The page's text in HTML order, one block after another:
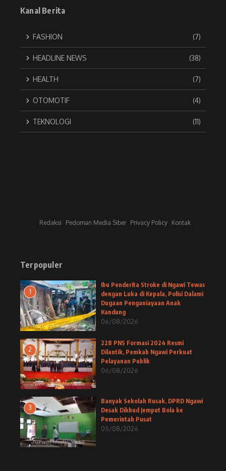
Kanal Berita
FASHION (7)
HEADLINE NEWS (38)
HEALTH (7)
OTOMOTIF (4)
TEKNOLOGI (11)
Redaksi Pedoman Media Siber Privacy Policy Kontak
Terpopuler
1
Ibu Penderita Stroke di Ngawi Tewas
dengan Luka di Kepala, Polisi Dalami
Dugaan Penganiayaan Anak
Kandung
06/08/2026
2
228 PNS Formasi 2024 Resmi
Dilantik, Pemkab Ngawi Perkuat
Pelayanan Publik
06/08/2026
3
Banyak Sekolah Rusak, DPRD Ngawi
Desak Dikbud Jemput Bola ke
Pemerintah Pusat
05/08/2026